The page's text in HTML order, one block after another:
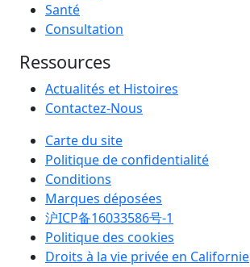
Santé
Consultation
Ressources
Actualités et Histoires
Contactez-Nous
Carte du site
Politique de confidentialité
Conditions
Marques déposées
沪ICP备16033586号-1
Politique des cookies
Droits à la vie privée en Californie